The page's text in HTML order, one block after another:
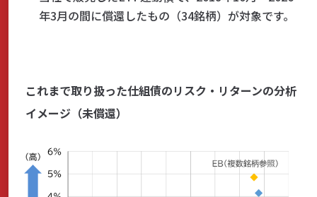
年3月の間に償還したもの（34銘柄）が対象です。
これまで取り扱った仕組債のリスク・リターンの分析
イメージ（未償還）